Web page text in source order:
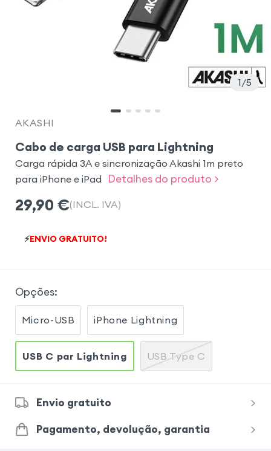
1 5
AKASHI
Cabo de carga USB para Lightning
Carga rápida 3A e sincronização Akashi 1m preto
para iPhone e iPad
Detalhes do produto >
29,90 €(INCL. IVA)
⚡ENVIO GRATUITO!
Opções:
Micro-USB iPhone Lightning
USB C par Lightning USB Type C
Envio gratuito
Pagamento, devolução, garantia